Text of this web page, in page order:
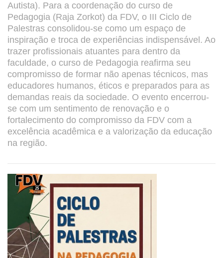
Autista). Para a coordenação do curso de
Pedagogia (Raja Zorkot) da FDV, o III Ciclo de
Palestras consolidou-se como um espaço de
inspiração e troca de experiências indispensável. Ao
trazer profissionais atuantes para dentro da
faculdade, o curso de Pedagogia reafirma seu
compromisso de formar não apenas técnicos, mas
educadores humanos, éticos e preparados para as
demandas reais da sociedade. O evento encerrou-
se com um sentimento de renovação e o
fortalecimento do compromisso da FDV com a
excelência acadêmica e a valorização da educação
na região.